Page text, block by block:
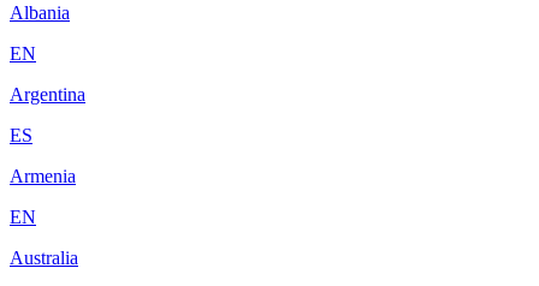
Albania
EN
Argentina
ES
Armenia
EN
Australia